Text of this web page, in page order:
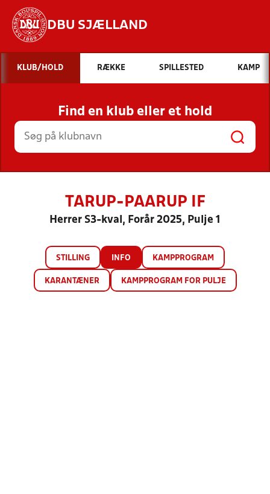
DBU SJÆLLAND
Hvad vil du søge efter?
INDHOLD OG NYHEDER
STILLINGER, RESULTATER, KLUBBER OG
HOLD
KLUB/HOLD RÆKKE SPILLESTED KAMP
Find en klub eller et hold
TARUP-PAARUP IF
Herrer S3-kval, Forår 2025, Pulje 1
STILLING INFO KAMPPROGRAM
KARANTÆNER KAMPPROGRAM FOR PULJE